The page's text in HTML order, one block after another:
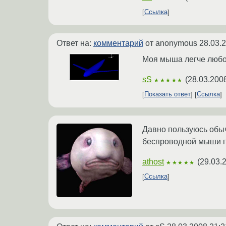
Ссылка
Ответ на: комментарий от anonymous
Моя мыша легче
sS ★★★★★ (
Показать ответ Ссылка
Давно пользуюсь
беспроводной мыши
athost ★★★★★ (
Ссылка